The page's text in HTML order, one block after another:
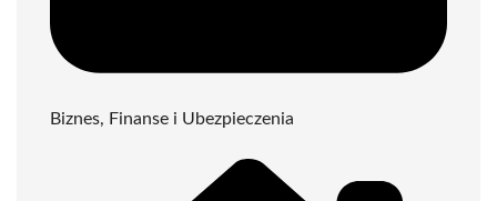
Biznes, Finanse i Ubezpieczenia